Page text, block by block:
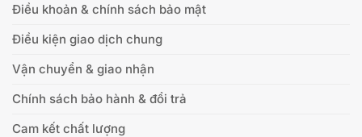
Điều khoản & chính sách bảo mật
Điều kiện giao dịch chung
Vận chuyển & giao nhận
Chính sách bảo hành & đổi trả
Cam kết chất lượng